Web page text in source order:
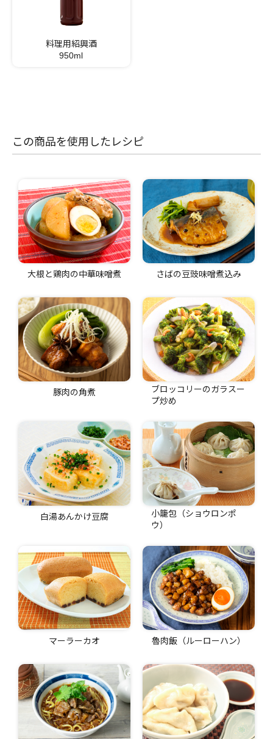
料理用紹興酒
950ml
この商品を使用したレシピ
大根と鶏肉の中華味噌煮 さばの豆豉味噌煮込み
豚肉の角煮
ブロッコリーのガラスー
プ炒め
白湯あんかけ豆腐
小籠包（ショウロンポ
ウ）
マーラーカオ 魯肉飯（ルーローハン）